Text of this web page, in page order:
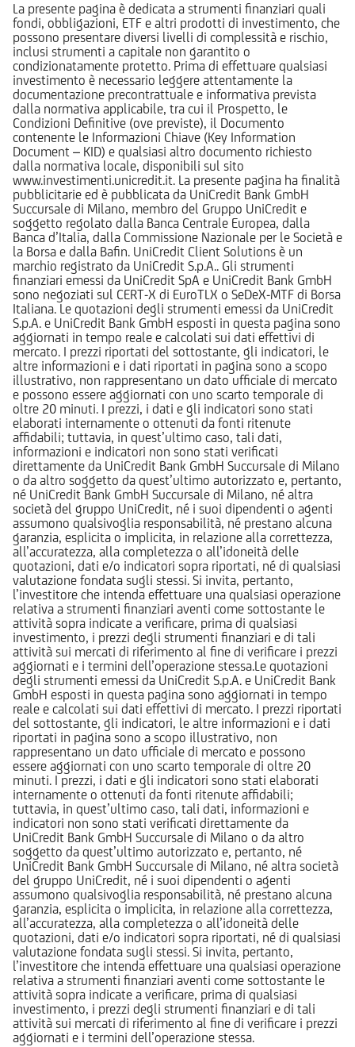
La presente pagina è dedicata a strumenti finanziari quali
fondi, obbligazioni, ETF e altri prodotti di investimento, che
possono presentare diversi livelli di complessità e rischio,
inclusi strumenti a capitale non garantito o
condizionatamente protetto. Prima di effettuare qualsiasi
investimento è necessario leggere attentamente la
documentazione precontrattuale e informativa prevista
dalla normativa applicabile, tra cui il Prospetto, le
Condizioni Definitive (ove previste), il Documento
contenente le Informazioni Chiave (Key Information
Document – KID) e qualsiasi altro documento richiesto
dalla normativa locale, disponibili sul sito
www.investimenti.unicredit.it. La presente pagina ha finalità
pubblicitarie ed è pubblicata da UniCredit Bank GmbH
Succursale di Milano, membro del Gruppo UniCredit e
soggetto regolato dalla Banca Centrale Europea, dalla
Banca d’Italia, dalla Commissione Nazionale per le Società e
la Borsa e dalla Bafin. UniCredit Client Solutions è un
marchio registrato da UniCredit S.p.A.. Gli strumenti
finanziari emessi da UniCredit SpA e UniCredit Bank GmbH
sono negoziati sul CERT-X di EuroTLX o SeDeX-MTF di Borsa
Italiana. Le quotazioni degli strumenti emessi da UniCredit
S.p.A. e UniCredit Bank GmbH esposti in questa pagina sono
aggiornati in tempo reale e calcolati sui dati effettivi di
mercato. I prezzi riportati del sottostante, gli indicatori, le
altre informazioni e i dati riportati in pagina sono a scopo
illustrativo, non rappresentano un dato ufficiale di mercato
e possono essere aggiornati con uno scarto temporale di
oltre 20 minuti. I prezzi, i dati e gli indicatori sono stati
elaborati internamente o ottenuti da fonti ritenute
affidabili; tuttavia, in quest’ultimo caso, tali dati,
informazioni e indicatori non sono stati verificati
direttamente da UniCredit Bank GmbH Succursale di Milano
o da altro soggetto da quest’ultimo autorizzato e, pertanto,
né UniCredit Bank GmbH Succursale di Milano, né altra
società del gruppo UniCredit, né i suoi dipendenti o agenti
assumono qualsivoglia responsabilità, né prestano alcuna
garanzia, esplicita o implicita, in relazione alla correttezza,
all’accuratezza, alla completezza o all’idoneità delle
quotazioni, dati e/o indicatori sopra riportati, né di qualsiasi
valutazione fondata sugli stessi. Si invita, pertanto,
l’investitore che intenda effettuare una qualsiasi operazione
relativa a strumenti finanziari aventi come sottostante le
attività sopra indicate a verificare, prima di qualsiasi
investimento, i prezzi degli strumenti finanziari e di tali
attività sui mercati di riferimento al fine di verificare i prezzi
aggiornati e i termini dell’operazione stessa.Le quotazioni
degli strumenti emessi da UniCredit S.p.A. e UniCredit Bank
GmbH esposti in questa pagina sono aggiornati in tempo
reale e calcolati sui dati effettivi di mercato. I prezzi riportati
del sottostante, gli indicatori, le altre informazioni e i dati
riportati in pagina sono a scopo illustrativo, non
rappresentano un dato ufficiale di mercato e possono
essere aggiornati con uno scarto temporale di oltre 20
minuti. I prezzi, i dati e gli indicatori sono stati elaborati
internamente o ottenuti da fonti ritenute affidabili;
tuttavia, in quest’ultimo caso, tali dati, informazioni e
indicatori non sono stati verificati direttamente da
UniCredit Bank GmbH Succursale di Milano o da altro
soggetto da quest’ultimo autorizzato e, pertanto, né
UniCredit Bank GmbH Succursale di Milano, né altra società
del gruppo UniCredit, né i suoi dipendenti o agenti
assumono qualsivoglia responsabilità, né prestano alcuna
garanzia, esplicita o implicita, in relazione alla correttezza,
all’accuratezza, alla completezza o all’idoneità delle
quotazioni, dati e/o indicatori sopra riportati, né di qualsiasi
valutazione fondata sugli stessi. Si invita, pertanto,
l’investitore che intenda effettuare una qualsiasi operazione
relativa a strumenti finanziari aventi come sottostante le
attività sopra indicate a verificare, prima di qualsiasi
investimento, i prezzi degli strumenti finanziari e di tali
attività sui mercati di riferimento al fine di verificare i prezzi
aggiornati e i termini dell’operazione stessa.